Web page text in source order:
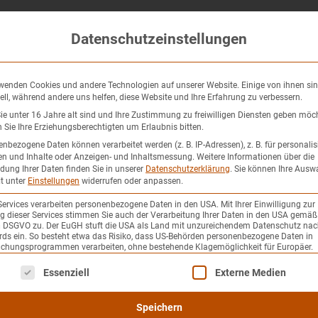
PRODUKTE ÜBER UNS QUALITÄT
ZUBEHÖR
Individuelle
festes
Datenschutzeinstellungen
Cookies und andere Technologien auf unserer Website. Einige von ihnen
während andere uns helfen, diese Website und Ihre Erfahrung zu verbessern.
unter 16 Jahre alt sind und Ihre Zustimmung zu freiwilligen Diensten geben
Sie Ihre Erziehungsberechtigten um Erlaubnis bitten.
Daten können verarbeitet werden (z. B. IP-Adressen), z. B. für
und Inhalte oder Anzeigen- und Inhaltsmessung. Weitere Informationen über die
Ihrer Daten finden Sie in unserer Datenschutzerklärung. Sie können Ihre
unter Einstellungen widerrufen oder anpassen.
verarbeiten personenbezogene Daten in den USA. Mit Ihrer Einwilligung zur
dieser Services stimmen Sie auch der Verarbeitung Ihrer Daten in den USA
zu. Der EuGH stuft die USA als Land mit unzureichendem Datenschutz
ein. So besteht etwa das Risiko, dass US-Behörden personenbezogene Daten in
verarbeiten, ohne bestehende Klagemöglichkeit für Europäer.
eine Liste der Service-Gruppen, für die eine
Essenziell Externe Medien
Speichern